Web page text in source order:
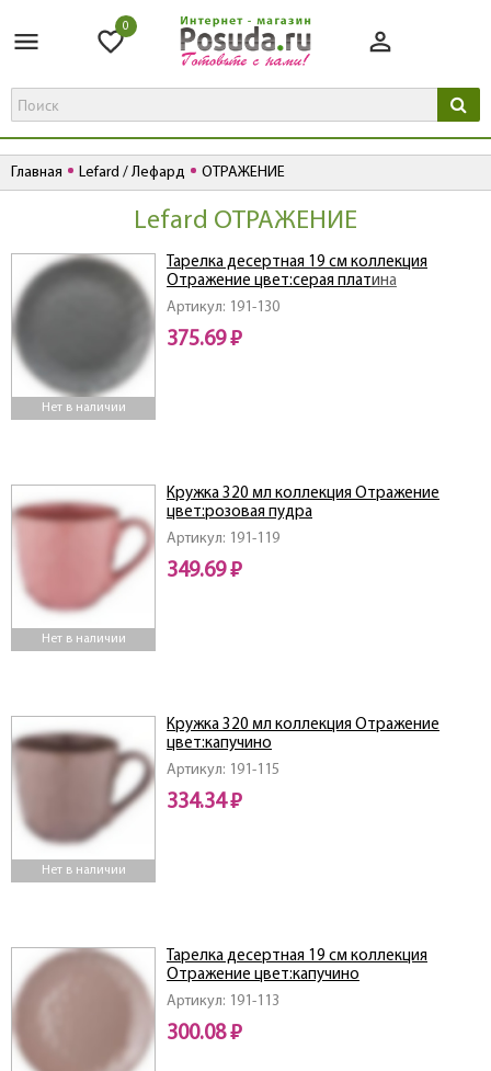
0
Главная Lefard / Лефард ОТРАЖЕНИЕ
Lefard ОТРАЖЕНИЕ
Нет в наличии
Артикул: 191-130
Тарелка десертная 19 см коллекция
Отражение цвет:серая платина
375.69 ₽
Нет в наличии
Артикул: 191-119
Кружка 320 мл коллекция Отражение
цвет:розовая пудра
349.69 ₽
Нет в наличии
Артикул: 191-115
Кружка 320 мл коллекция Отражение
цвет:капучино
334.34 ₽
Артикул: 191-113
Тарелка десертная 19 см коллекция
Отражение цвет:капучино
300.08 ₽